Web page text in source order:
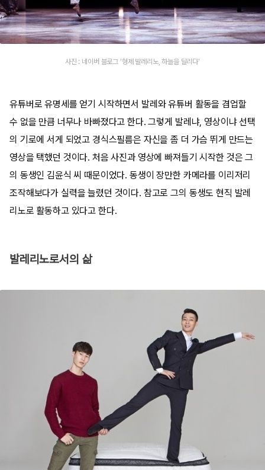
사진 : 네이버 블로그 '형제 발레리노, 하늘을 달리다'
유튜버로 유명세를 얻기 시작하면서 발레와 유튜버 활동을 겸업할
수 없을 만큼 너무나 바빠졌다고 한다. 그렇게 발레냐, 영상이냐 선택
의 기로에 서게 되었고 경식스필름은 자신을 좀 더 가슴 뛰게 만드는
영상을 택했던 것이다. 처음 사진과 영상에 빠져들기 시작한 것은 그
의 동생인 김윤식 씨 때문이었다. 동생이 장만한 카메라를 이리저리
조작해보다가 실력을 늘렸던 것이다. 참고로 그의 동생도 현직 발레
리노로 활동하고 있다고 한다.
발레리노로서의 삶